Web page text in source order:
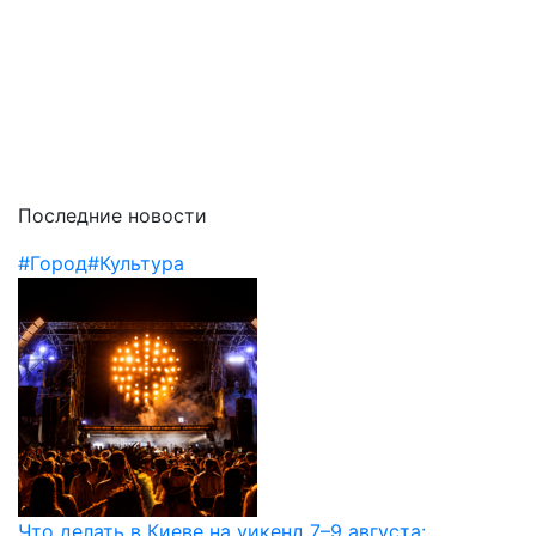
Последние новости
#Город#Культура
Что делать в Киеве на уикенд 7–9 августа: